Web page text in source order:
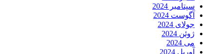
سپتامبر 2024
آگوست 2024
جولای 2024
ژوئن 2024
می 2024
آوریل 2024